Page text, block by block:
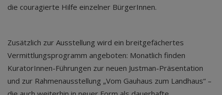
die couragierte Hilfe einzelner BürgerInnen.
Zusätzlich zur Ausstellung wird ein breitgefächertes
Vermittlungsprogramm angeboten: Monatlich finden
KuratorInnen-Führungen zur neuen Justman-Präsentation
und zur Rahmenausstellung „Vom Gauhaus zum Landhaus“ –